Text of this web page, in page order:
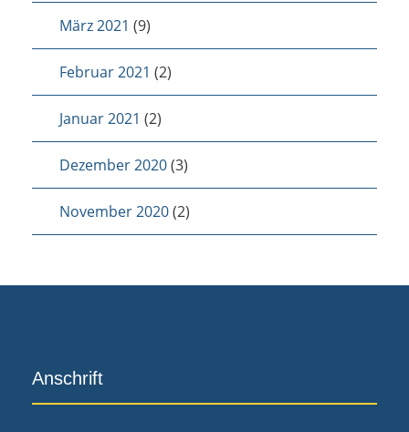
März 2021 (9)
Februar 2021 (2)
Januar 2021 (2)
Dezember 2020(3)
November 2020(2)
Anschrift